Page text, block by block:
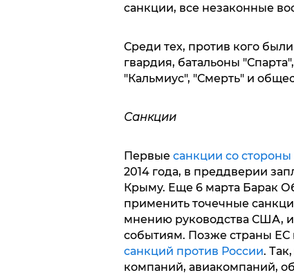
санкции, все незаконные
Среди тех, против кого
гвардия, батальоны
"Кальмиус", "Смерть" и
Санкции
Первые санкции со
2014 года, в преддверии
Крыму. Еще 6 марта Барак
применить точечные
мнению руководства США,
событиям. Позже страны
санкций против России.
компаний, авиакомпаний,